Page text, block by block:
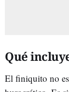
Qué
El finiquito no